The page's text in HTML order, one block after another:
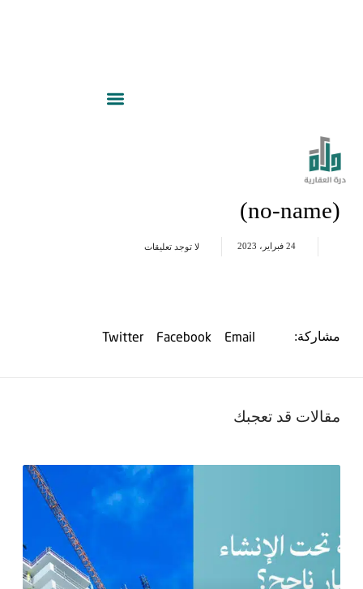
(no-name)
24 فبراير، 2023 لا توجد تعليقات
مشاركة: Email
Facebook
Twitter
مقالات قد تعجبك